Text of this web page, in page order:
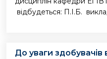
відбудеться: П.І.Б.
До уваги здобувачів